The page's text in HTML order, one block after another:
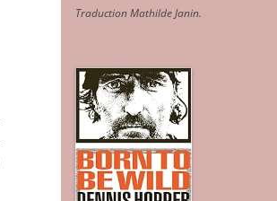
Traduction Mathilde Janin.